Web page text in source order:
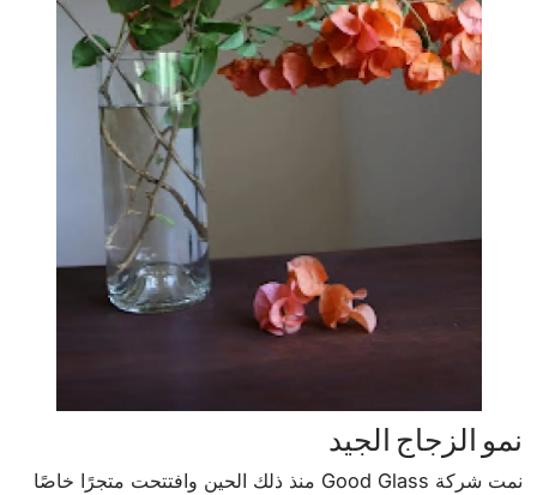
نمو الزجاج الجيد
نمت شركة Good Glass منذ ذلك الحين وافتتحت متجرًا خاصًا